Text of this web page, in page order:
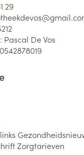
29
Pascal De Vos
Zorgtarieven